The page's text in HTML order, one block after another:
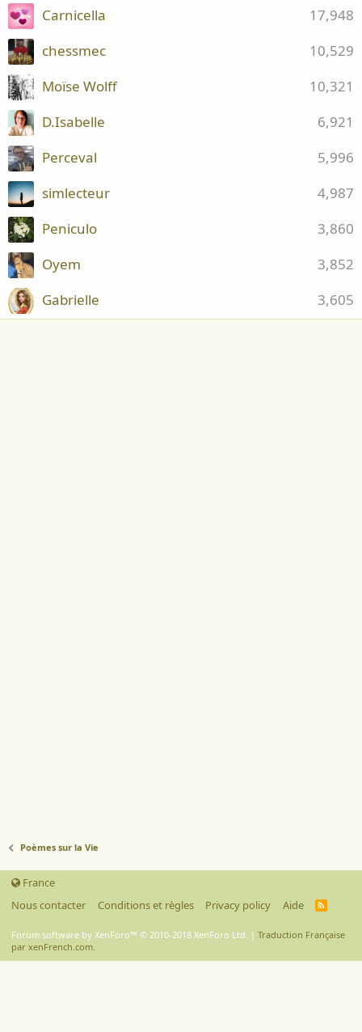
17,948
Carnicella
10,529
chessmec
10,321
Moïse Wolff
6,921
D.Isabelle
5,996
Perceval
4,987
simlecteur
3,860
Peniculo
3,852
Oyem
3,605
Gabrielle
Poèmes sur la Vie
France
Nous contacter
Conditions et règles Privacy policy Aide
R
S
Forum software by XenForo™ © 2010-2018 XenForo Ltd. | Traduction Française
par xenFrench.com.